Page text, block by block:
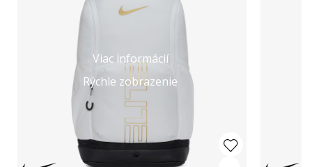
Viac informácií
Rýchle zobrazenie